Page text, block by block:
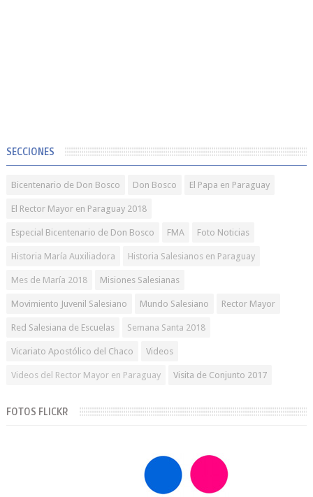
SECCIONES
Bicentenario de Don Bosco Don Bosco El Papa en Paraguay
El Rector Mayor en Paraguay 2018
Especial Bicentenario de Don Bosco FMA Foto Noticias
Historia María Auxiliadora Historia Salesianos en Paraguay
Mes de María 2018 Misiones Salesianas
Movimiento Juvenil Salesiano Mundo Salesiano Rector Mayor
Red Salesiana de Escuelas Semana Santa 2018
Vicariato Apostólico del Chaco Videos
Videos del Rector Mayor en Paraguay Visita de Conjunto 2017
FOTOS FLICKR